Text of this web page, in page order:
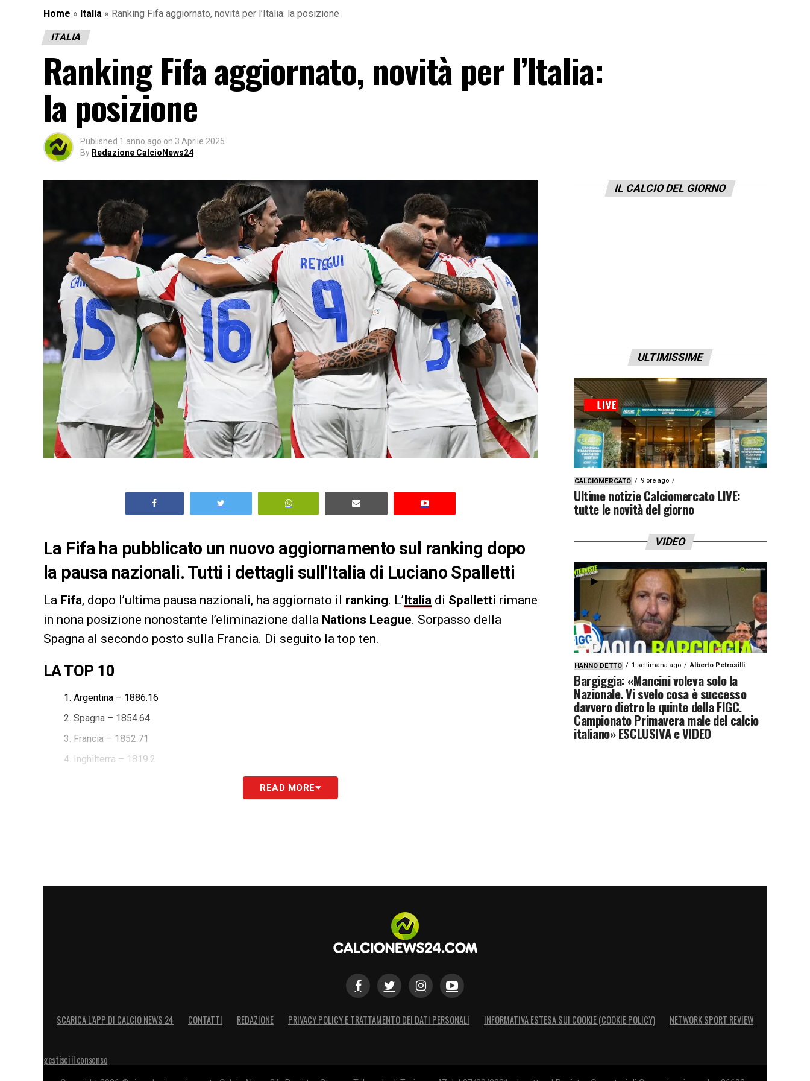
Home » Italia » Ranking Fifa aggiornato, novità per l’Italia: la posizione
ITALIA
Ranking Fifa aggiornato, novità per l’Italia:
la posizione
Published 1 anno ago on 3 Aprile 2025
By Redazione CalcioNews24
La Fifa ha pubblicato un nuovo aggiornamento sul ranking dopo
la pausa nazionali. Tutti i dettagli sull’Italia di Luciano Spalletti
La Fifa, dopo l’ultima pausa nazionali, ha aggiornato il ranking. L’Italia di Spalletti rimane
in nona posizione nonostante l’eliminazione dalla Nations League. Sorpasso della
Spagna al secondo posto sulla Francia. Di seguito la top ten.
LA TOP 10
Argentina – 1886.16
Spagna – 1854.64
Francia – 1852.71
Inghilterra – 1819.2
READ MORE
IL CALCIO DEL GIORNO
ULTIMISSIME
CALCIOMERCATO 9 ore ago
Ultime notizie Calciomercato LIVE:
tutte le novità del giorno
VIDEO
HANNO DETTO 1 settimana ago Alberto Petrosilli
Bargiggia: «Mancini voleva solo la
Nazionale. Vi svelo cosa è successo
davvero dietro le quinte della FIGC.
Campionato Primavera male del calcio
italiano» ESCLUSIVA e VIDEO
SCARICA L’APP DI CALCIO NEWS 24 CONTATTI REDAZIONE PRIVACY POLICY E TRATTAMENTO DEI DATI PERSONALI INFORMATIVA ESTESA SUI COOKIE (COOKIE POLICY) NETWORK SPORT REVIEW
gestisci il consenso